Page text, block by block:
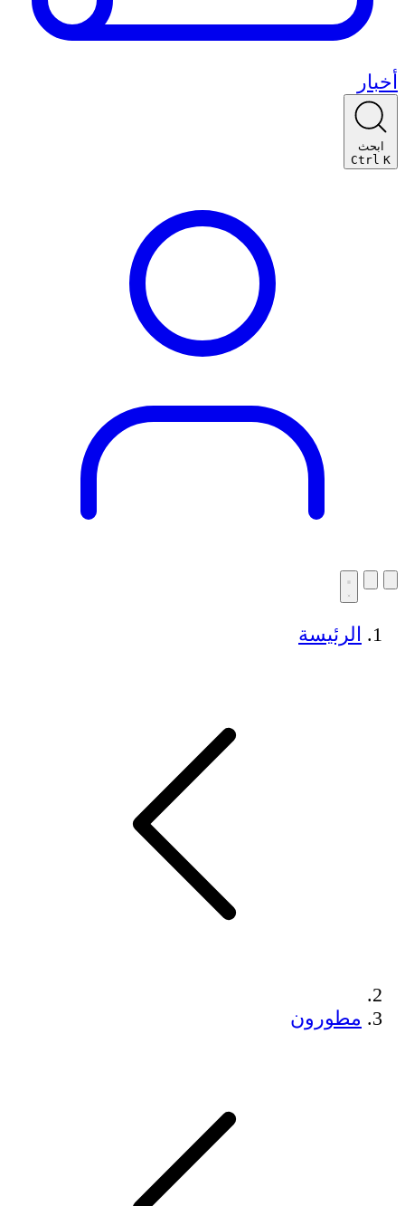
أخبار
ابحث
Ctrl K
الرئيسة
مطورون